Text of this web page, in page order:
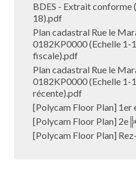
BDES - Extrait
18).pdf
Plan cadastral Rue le
0182KP0000 (Echelle 1-
fiscale).pdf
Plan cadastral Rue le
0182KP0000 (Echelle 1-
récente).pdf
[Polycam Floor Plan] 1er
[Polycam Floor Plan]
[Polycam Floor Plan]